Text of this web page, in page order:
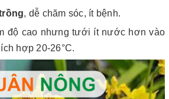
, dễ chăm sóc, ít bệnh.
độ cao nhưng tưới ít nước hơn vào
hợp 20-26°C.